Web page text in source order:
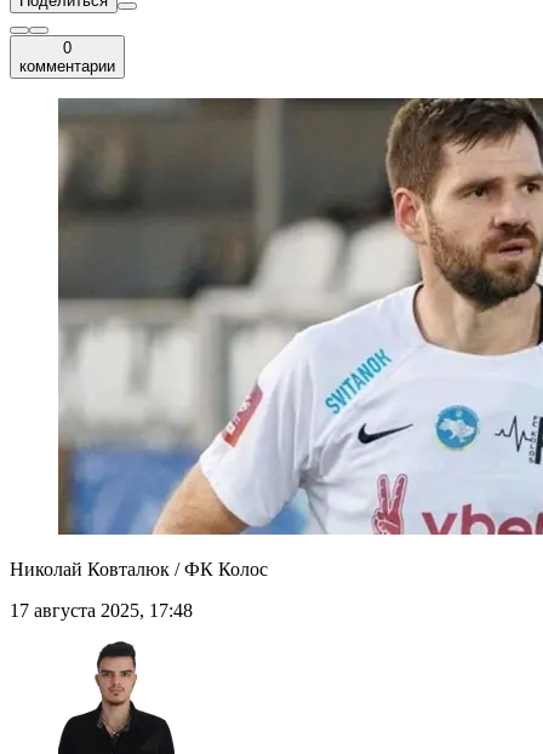
0
комментарии
Николай Ковталюк / ФК Колос
17 августа 2025, 17:48